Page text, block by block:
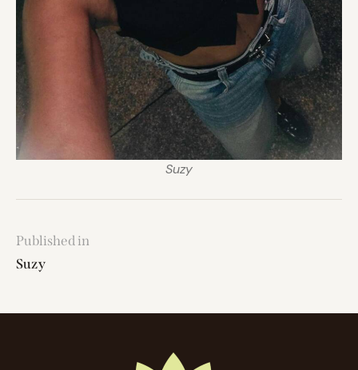
Suzy
Published in
Suzy